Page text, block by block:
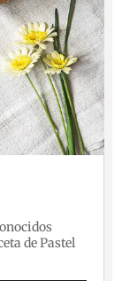
de Pastel